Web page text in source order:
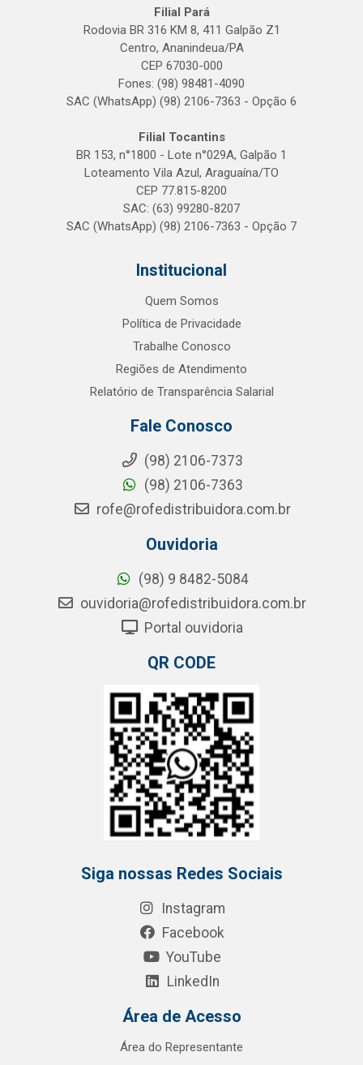
Filial Pará
Rodovia BR 316 KM 8, 411 Galpão Z1
Centro, Ananindeua/PA
CEP 67030-000
Fones: (98) 98481-4090
SAC (WhatsApp) (98) 2106-7363 - Opção 6
Filial Tocantins
BR 153, n°1800 - Lote n°029A, Galpão 1
Loteamento Vila Azul, Araguaína/TO
CEP 77.815-8200
SAC: (63) 99280-8207
SAC (WhatsApp) (98) 2106-7363 - Opção 7
Institucional
Quem Somos
Política de Privacidade
Trabalhe Conosco
Regiões de Atendimento
Relatório de Transparência Salarial
Fale Conosco
(98) 2106-7373
(98) 2106-7363
rofe@rofedistribuidora.com.br
Ouvidoria
(98) 9 8482-5084
ouvidoria@rofedistribuidora.com.br
Portal ouvidoria
QR CODE
Siga nossas Redes Sociais
Instagram
Facebook
YouTube
LinkedIn
Área de Acesso
Área do Representante